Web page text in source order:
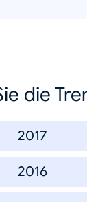
die
2017
2016